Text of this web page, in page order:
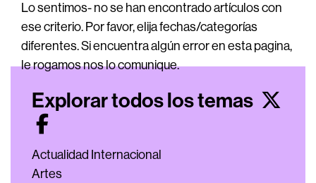
Lo sentimos- no se han encontrado artículos con
ese criterio. Por favor, elija fechas/categorías
diferentes. Si encuentra algún error en esta pagina,
le rogamos nos lo comunique.
Explorar todos los temas
Actualidad Internacional
Artes